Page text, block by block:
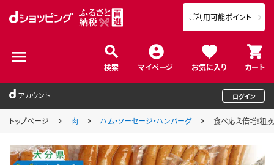
検索 マイページ お気に入り カート
ご利用可能ポイント
アカウント ログイン
トップページ 肉 ハム・ソーセージ・ハンバーグ 食べ応え倍増!粗挽